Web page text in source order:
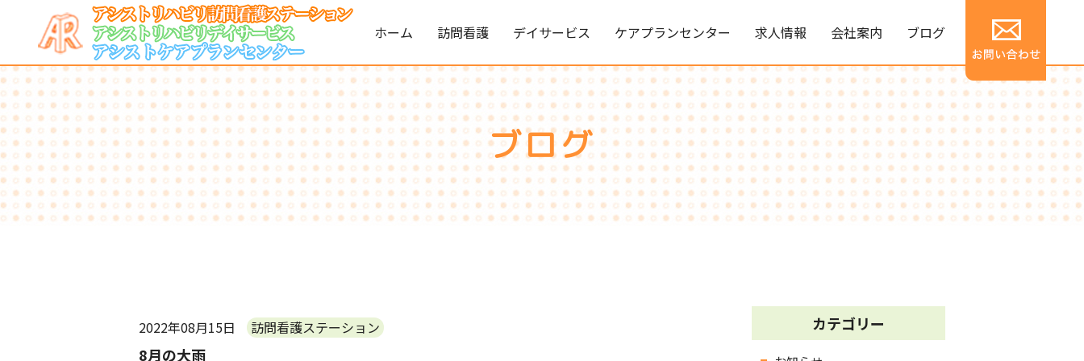
ホーム 訪問看護 デイサービス ケアプランセンター 求人情報 会社案内 ブログ
ブログ
8月の大雨
2022年08月15日 訪問看護ステーション カテゴリー